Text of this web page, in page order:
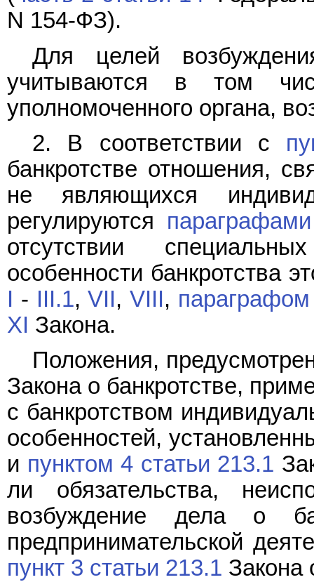
N 154-ФЗ).
Для целей
учитываются в том
уполномоченного органа,
2. В соответствии с
банкротстве отношения,
не являющихся
регулируются
отсутствии
особенности банкротства
I - III.1,VII, VIII,
XI Закона.
Положения,
Закона о банкротстве,
с банкротством
особенностей,
и пунктом 4 статьи 213.1
ли обязательства,
возбуждение дела о
предпринимательской
пункт 3 статьи 213.1 Закона